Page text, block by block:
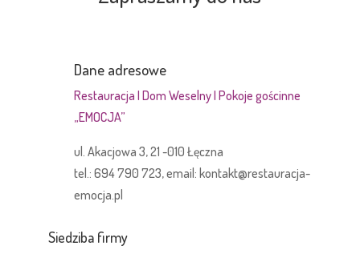
Dane adresowe
Restauracja I Dom Weselny I Pokoje gościnne
„EMOCJA”
ul. Akacjowa 3, 21 -010 Łęczna
tel.: 694 790 723, email: kontakt@restauracja-
emocja.pl
Siedziba firmy